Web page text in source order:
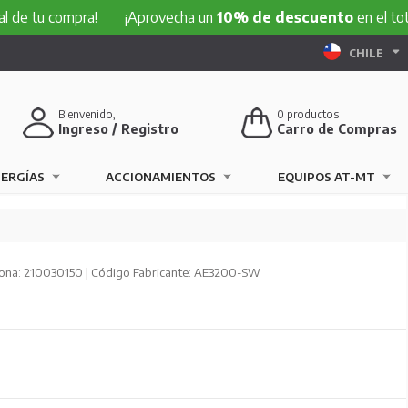
¡Aprovecha un10% de descuentoen el total de tu
CHILE
0 productos
Carro de Compras
Bienvenido,
Ingreso / Registro
ACCIONAMIENTOS EQUIPOS AT-MT
210030150 | Código Fabricante: AE3200-SW